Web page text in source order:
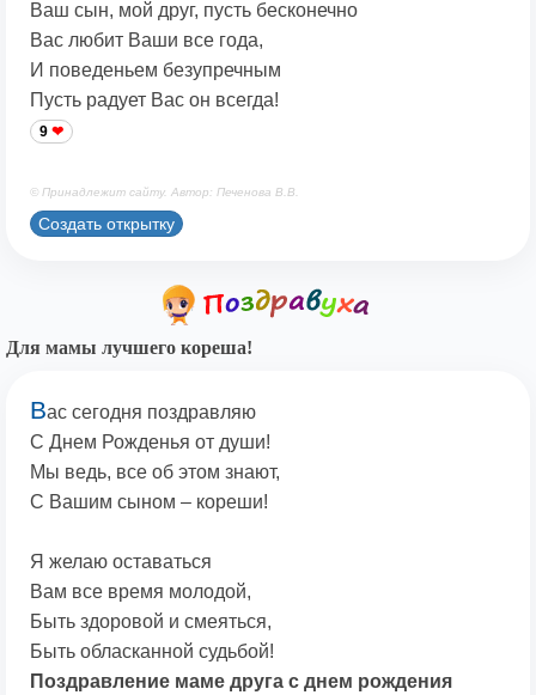
Ваш сын, мой друг, пусть бесконечно
Вас любит Ваши все года,
И поведеньем безупречным
Пусть радует Вас он всегда!
9
© Принадлежит сайту. Автор: Печенова В.В.
Создать открытку
Для мамы лучшего кореша!
Вас сегодня поздравляю
С Днем Рожденья от души!
Мы ведь, все об этом знают,
С Вашим сыном – кореши!
Я желаю оставаться
Вам все время молодой,
Быть здоровой и смеяться,
Быть обласканной судьбой!
Поздравление маме друга с днем рождения